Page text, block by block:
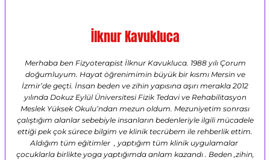
İlknur Kavukluca
Merhaba ben Fizyoterapist İlknur Kavukluca. 1988 yılı Çorum
doğumluyum. Hayat öğrenimimin büyük bir kısmı Mersin ve
İzmir’de geçti. İnsan beden ve zihin yapısına aşırı merakla 2012
yılında Dokuz Eylül Üniversitesi Fizik Tedavi ve Rehabilitasyon
Meslek Yüksek Okulu’ndan mezun oldum. Mezuniyetim sonrası
çalıştığım alanlar sebebiyle insanların bedenleriyle ilgili mücadele
ettiği pek çok sürece bilgim ve klinik tecrübem ile rehberlik ettim.
Aldığım tüm eğitimler , yaptığım tüm klinik uygulamalar
çocuklarla birlikte yoga yaptığımda anlam kazandı . Beden ,zihin,